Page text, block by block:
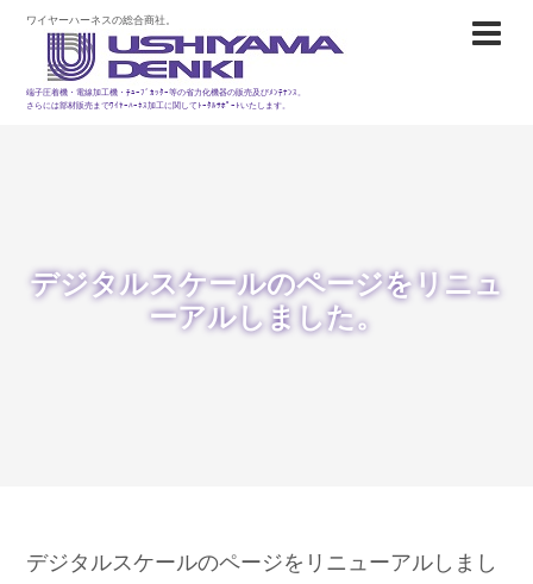
ワイヤーハーネスの総合商社。
端子圧着機・電線加工機・ﾁｭｰﾌﾞｶｯﾀｰ等の省力化機器の販売及びﾒﾝﾃﾅﾝｽ。
さらには部材販売までﾜｲﾔｰﾊｰﾈｽ加工に関してﾄｰﾀﾙｻﾎﾟｰﾄいたします。
デジタルスケールのページをリニュ
ーアルしました。
デジタルスケールのページをリニューアルしまし